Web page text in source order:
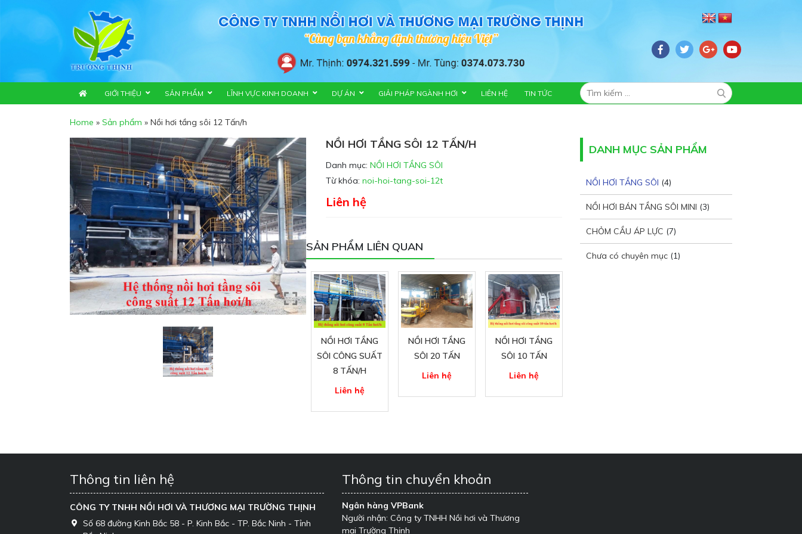
GIỚI THIỆU SẢN PHẨM LĨNH VỰC KINH DOANH DỰ ÁN GIẢI PHÁP NGÀNH HƠI LIÊN HỆ TIN TỨC
Home » Sản phẩm » Nồi hơi tầng sôi 12 Tấn/h
NỒI HƠI TẦNG SÔI 12 TẤN/H
Danh mục: NỒI HƠI TẦNG SÔI
Từ khóa: noi-hoi-tang-soi-12t
Liên hệ
SẢN PHẨM LIÊN QUAN
NỒI HƠI TẦNG
SÔI CÔNG SUẤT
8 TẤN/H
Liên hệ
NỒI HƠI TẦNG
SÔI 20 TẤN
Liên hệ
NỒI HƠI TẦNG
SÔI 10 TẤN
Liên hệ
DANH MỤC SẢN PHẨM
NỒI HƠI TẦNG SÔI (4)
NỒI HƠI BÁN TẦNG SÔI MINI (3)
CHỎM CẦU ÁP LỰC (7)
Chưa có chuyên mục (1)
Thông tin liên hệ
CÔNG TY TNHH NỒI HƠI VÀ THƯƠNG MẠI TRƯỜNG THỊNH
Số 68 đường Kinh Bắc 58 - P. Kinh Bắc - TP. Bắc Ninh - Tỉnh
Thông tin chuyển khoản
Ngân hàng VPBank
Người nhận: Công ty TNHH Nồi hơi và Thương
mại Trường Thịnh